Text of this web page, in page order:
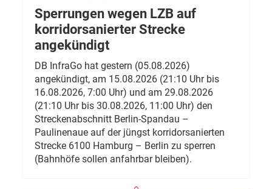
Sperrungen wegen LZB auf
korridorsanierter Strecke
angekündigt
DB InfraGo hat gestern (05.08.2026)
angekündigt, am 15.08.2026 (21:10 Uhr bis
16.08.2026, 7:00 Uhr) und am 29.08.2026
(21:10 Uhr bis 30.08.2026, 11:00 Uhr) den
Streckenabschnitt Berlin-Spandau –
Paulinenaue auf der jüngst korridorsanierten
Strecke 6100 Hamburg – Berlin zu sperren
(Bahnhöfe sollen anfahrbar bleiben).